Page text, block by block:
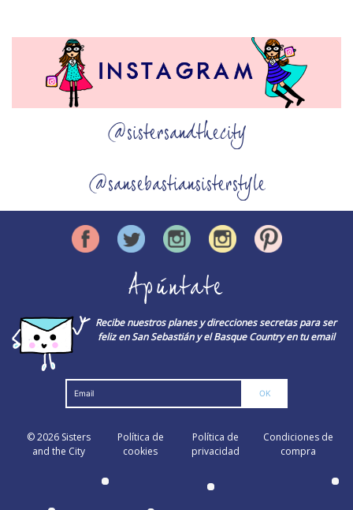
@sistersandthecity
@sansebastiansisterstyle
Apúntate
Recibe nuestros planes y direcciones secretas para ser
feliz en San Sebastián y el Basque Country en tu email
© 2026 Sisters
and the City
Política de
cookies
Política de
privacidad
Condiciones de
compra